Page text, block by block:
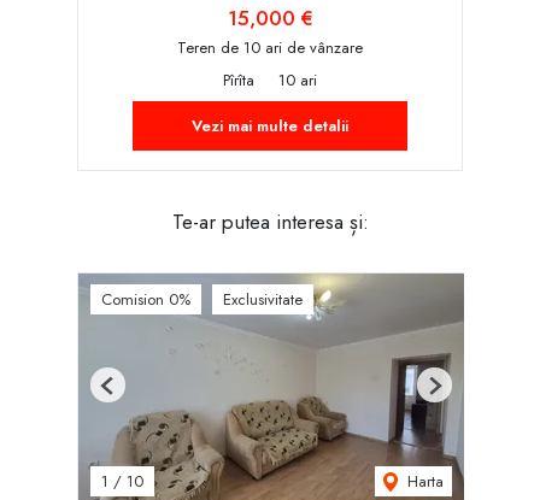
15,000 €
Teren de 10 ari de vânzare
Pîrîta
10 ari
Vezi mai multe detalii
Te-ar putea interesa și:
Comision 0% Exclusivitate
1 / 10 Harta
Previous Next